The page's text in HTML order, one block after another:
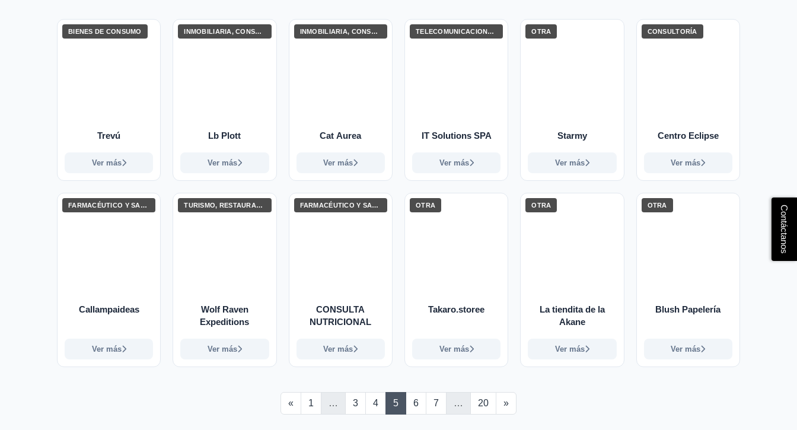
BIENES DE CONSUMO
Trevú
Ver más
INMOBILIARIA, CONSTRUCCIÓN E INGENIERÍA
Lb Plott
Ver más
INMOBILIARIA, CONSTRUCCIÓN E INGENIERÍA
Cat Aurea
Ver más
TELECOMUNICACIONES Y TECNOLOGÍAS DE LA INFORMACIÓN
IT Solutions SPA
Ver más
OTRA
Starmy
Ver más
CONSULTORÍA
Centro Eclipse
Ver más
FARMACÉUTICO Y SALUD
Callampaideas
Ver más
TURISMO, RESTAURANTES Y ENTRETENIMIENTO
Wolf Raven
Expeditions
Ver más
FARMACÉUTICO Y SALUD
CONSULTA
NUTRICIONAL
Ver más
OTRA
Takaro.storee
Ver más
OTRA
La tiendita de la
Akane
Ver más
OTRA
Blush Papelería
Ver más
« Anterior
1 … 3 4 5 6 7 … 20 »Siguiente
Contáctanos